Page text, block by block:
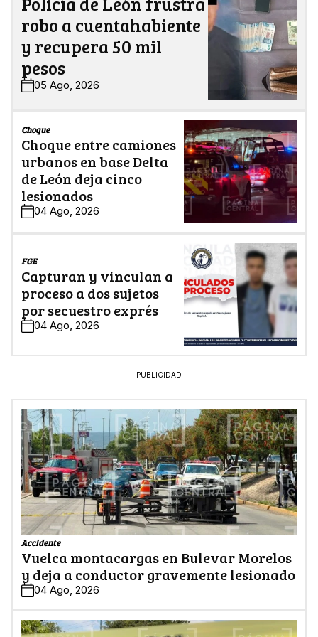
robo a cuentahabiente
y recupera 50 mil
pesos
05 Ago, 2026
Choque
Choque entre camiones
urbanos en base Delta
de León deja cinco
lesionados
04 Ago, 2026
FGE
Capturan y vinculan a
proceso a dos sujetos
por secuestro exprés
04 Ago, 2026
PUBLICIDAD
Accidente
Vuelca montacargas en Bulevar Morelos
y deja a conductor gravemente lesionado
04 Ago, 2026